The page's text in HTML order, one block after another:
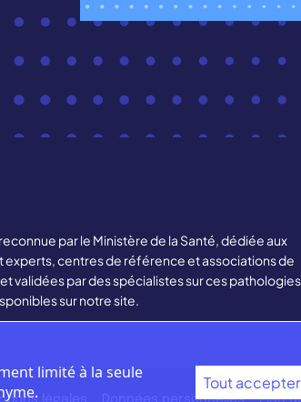
par le Ministère de la Santé, dédiée aux
experts, centres de référence et associations de
validées par des spécialistes sur ces
sur notre site.
légales Données personnelles Plan
limité à la seule
Tout accepter